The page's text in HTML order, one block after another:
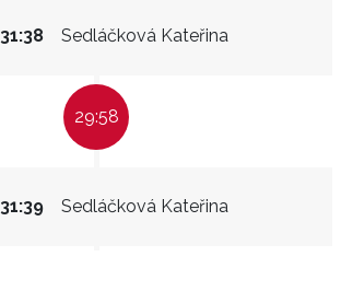
Sedláčková Kateřina
31:38
29:58
Sedláčková Kateřina
31:39